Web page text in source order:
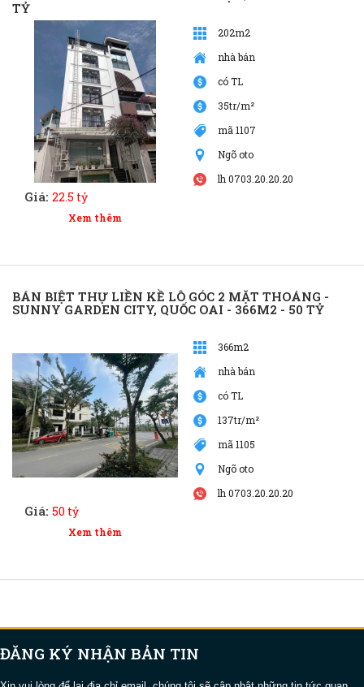
TỶ
Giá: 22.5 tỷ
Xem thêm
202m2
nhà bán
có TL
35tr/m²
mã 1107
Ngõ oto
lh 0703.20.20.20
BÁN BIỆT THỰ LIỀN KỀ LÔ GÓC 2 MẶT THOÁNG -
SUNNY GARDEN CITY, QUỐC OAI - 366M2 - 50 TỶ
Giá: 50 tỷ
Xem thêm
366m2
nhà bán
có TL
137tr/m²
mã 1105
Ngõ oto
lh 0703.20.20.20
ĐĂNG KÝ NHẬN BẢN TIN